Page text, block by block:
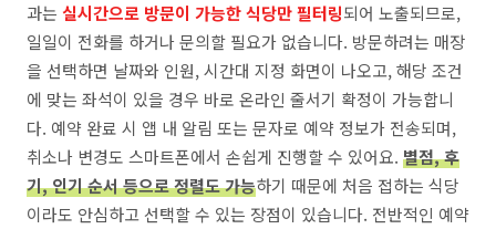
과는 실시간으로 방문이 가능한 식당만 필터링되어 노출되므로,
일일이 전화를 하거나 문의할 필요가 없습니다. 방문하려는 매장
을 선택하면 날짜와 인원, 시간대 지정 화면이 나오고, 해당 조건
에 맞는 좌석이 있을 경우 바로 온라인 줄서기 확정이 가능합니
다. 예약 완료 시 앱 내 알림 또는 문자로 예약 정보가 전송되며,
취소나 변경도 스마트폰에서 손쉽게 진행할 수 있어요. 별점, 후
기, 인기 순서 등으로 정렬도 가능하기 때문에 처음 접하는 식당
이라도 안심하고 선택할 수 있는 장점이 있습니다. 전반적인 예약